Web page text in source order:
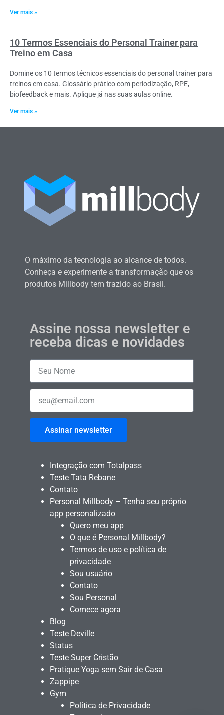
Ver mais »
10 Termos Essenciais do Personal Trainer para
Treino em Casa
Domine os 10 termos técnicos essenciais do personal trainer para
treinos em casa. Glossário prático com periodização, RPE,
biofeedback e mais. Aplique já nas suas aulas online.
Ver mais »
O máximo da tecnologia ao alcance de todos.
Conheça e experimente a transformação que os
produtos Millbody tem trazido ao Brasil.
Assine nossa newsletter e
receba dicas e novidades
Assinar newsletter
Integração com Totalpass
Teste Tata Rebane
Contato
Personal Millbody – Tenha seu próprio
app personalizado
Quero meu app
O que é Personal Millbody?
Termos de uso e política de
privacidade
Sou usuário
Contato
Sou Personal
Comece agora
Blog
Teste Deville
Status
Teste Super Cristão
Pratique Yoga sem Sair de Casa
Zappipe
Gym
Política de Privacidade